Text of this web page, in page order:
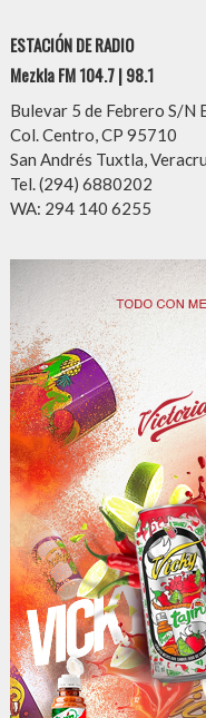
ESTACIÓN DE RADIO
Mezkla FM 104.7 | 98.1
Bulevar 5 de Febrero S/N
Col. Centro, CP 95710
San Andrés Tuxtla,
Tel. (294) 6880202
WA: 294 140 6255